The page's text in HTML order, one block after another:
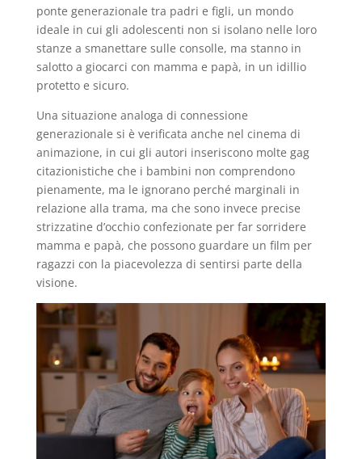
ponte generazionale tra padri e figli, un mondo
ideale in cui gli adolescenti non si isolano nelle loro
stanze a smanettare sulle consolle, ma stanno in
salotto a giocarci con mamma e papà, in un idillio
protetto e sicuro.
Una situazione analoga di connessione
generazionale si è verificata anche nel cinema di
animazione, in cui gli autori inseriscono molte gag
citazionistiche che i bambini non comprendono
pienamente, ma le ignorano perché marginali in
relazione alla trama, ma che sono invece precise
strizzatine d’occhio confezionate per far sorridere
mamma e papà, che possono guardare un film per
ragazzi con la piacevolezza di sentirsi parte della
visione.